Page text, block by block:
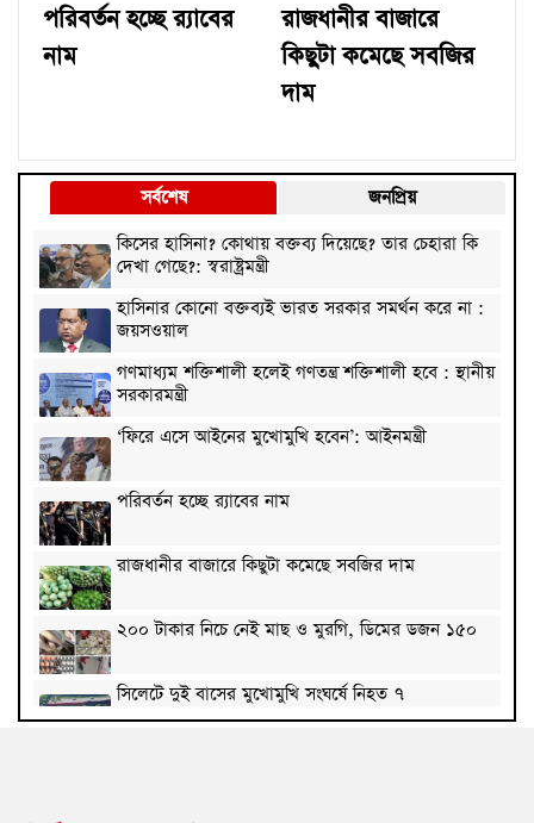
পরিবর্তন হচ্ছে র‌্যাবের
নাম
রাজধানীর বাজারে
কিছুটা কমেছে সবজির
দাম
সর্বশেষ
জনপ্রিয়
কিসের হাসিনা? কোথায় বক্তব্য দিয়েছে? তার চেহারা কি
দেখা গেছে?: স্বরাষ্ট্রমন্ত্রী
হাসিনার কোনো বক্তব্যই ভারত সরকার সমর্থন করে না :
জয়সওয়াল
গণমাধ্যম শক্তিশালী হলেই গণতন্ত্র শক্তিশালী হবে : স্থানীয়
সরকারমন্ত্রী
‘ফিরে এসে আইনের মুখোমুখি হবেন’: আইনমন্ত্রী
পরিবর্তন হচ্ছে র‌্যাবের নাম
রাজধানীর বাজারে কিছুটা কমেছে সবজির দাম
২০০ টাকার নিচে নেই মাছ ও মুরগি, ডিমের ডজন ১৫০
সিলেটে দুই বাসের মুখোমুখি সংঘর্ষে নিহত ৭